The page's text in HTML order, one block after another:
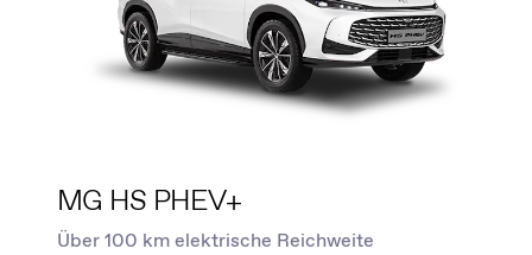
MG HS PHEV+
Über 100 km elektrische Reichweite